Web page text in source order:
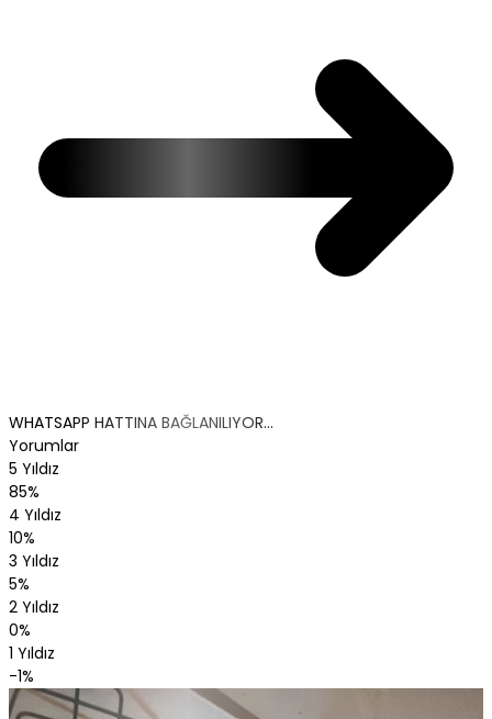
WHATSAPP HATTINA BAĞLANILIYOR...
Yorumlar
5 Yıldız
85%
4 Yıldız
10%
3 Yıldız
5%
2 Yıldız
0%
1 Yıldız
-1%